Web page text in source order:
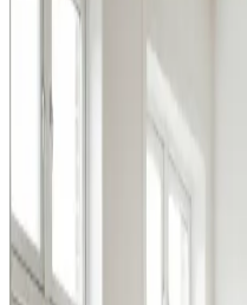
Læs mere